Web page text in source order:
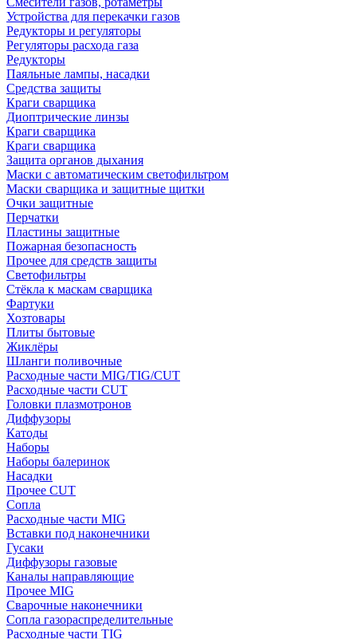
Устройства для перекачки газов
Редукторы и регуляторы
Регуляторы расхода газа
Редукторы
Паяльные лампы, насадки
Средства защиты
Краги сварщика
Диоптрические линзы
Краги сварщика
Краги сварщика
Защита органов дыхания
Маски с автоматическим светофильтром
Маски сварщика и защитные щитки
Очки защитные
Перчатки
Пластины защитные
Пожарная безопасность
Прочее для средств защиты
Светофильтры
Стёкла к маскам сварщика
Фартуки
Хозтовары
Плиты бытовые
Жиклёры
Шланги поливочные
Расходные части MIG/TIG/CUT
Расходные части CUT
Головки плазмотронов
Диффузоры
Катоды
Наборы
Наборы балеринок
Насадки
Прочее CUT
Сопла
Расходные части MIG
Вставки под наконечники
Гусаки
Диффузоры газовые
Каналы направляющие
Прочее MIG
Сварочные наконечники
Сопла газораспределительные
Расходные части TIG